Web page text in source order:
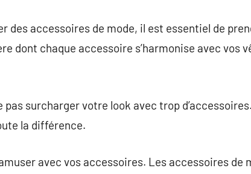
des accessoires de mode, il est essentiel de
dont chaque accessoire s’harmonise avec vos
pas surcharger votre look avec trop
la différence.
avec vos accessoires. Les accessoires